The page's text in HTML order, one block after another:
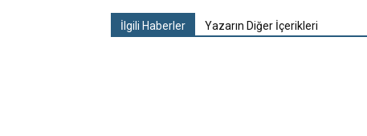
İlgili Haberler Yazarın Diğer İçerikleri